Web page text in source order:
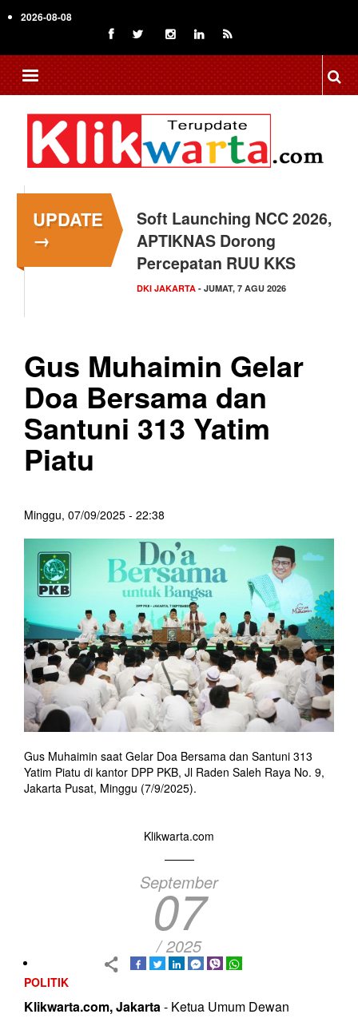
to
content
2026-08-08
UPDATE
→
Soft Launching NCC 2026,
APTIKNAS Dorong
Percepatan RUU KKS
DKI JAKARTA - JUMAT, 7 AGU 2026
Gus Muhaimin Gelar
Doa Bersama dan
Santuni 313 Yatim
Piatu
Minggu, 07/09/2025 - 22:38
Gus Muhaimin saat Gelar Doa Bersama dan Santuni 313
Yatim Piatu di kantor DPP PKB, Jl Raden Saleh Raya No. 9,
Jakarta Pusat, Minggu (7/9/2025).
Klikwarta.com
September
07
/ 2025
POLITIK
Klikwarta.com, Jakarta- Ketua Umum Dewan